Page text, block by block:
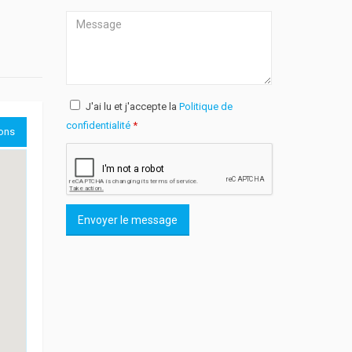
J'ai lu et j'accepte la Politique de
confidentialité*
Envoyer le message